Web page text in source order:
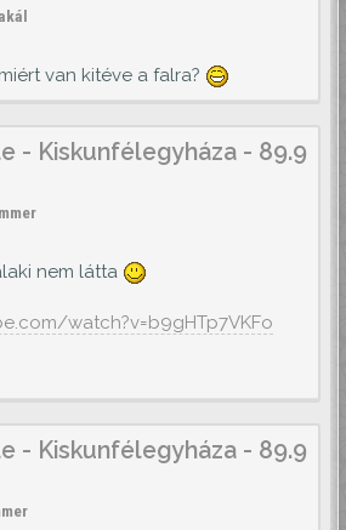
van kitéve a falra?
- Kiskunfélegyháza - 89.9
nem látta
watch?v=b9gHTp7VKFo
- Kiskunfélegyháza - 89.9